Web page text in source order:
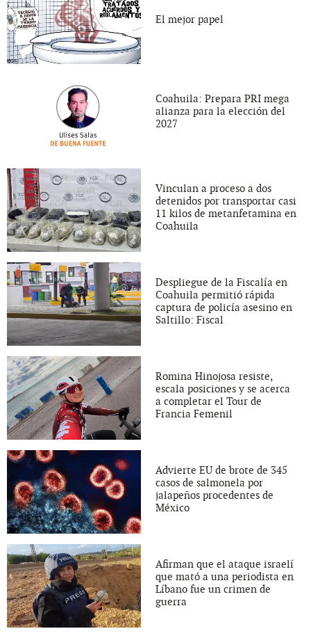
El mejor papel
Coahuila: Prepara PRI mega
alianza para la elección del
2027
Vinculan a proceso a dos
detenidos por transportar casi
11 kilos de metanfetamina en
Coahuila
Despliegue de la Fiscalía en
Coahuila permitió rápida
captura de policía asesino en
Saltillo: Fiscal
Romina Hinojosa resiste,
escala posiciones y se acerca
a completar el Tour de
Francia Femenil
Advierte EU de brote de 345
casos de salmonela por
jalapeños procedentes de
México
Afirman que el ataque israelí
que mató a una periodista en
Líbano fue un crimen de
guerra